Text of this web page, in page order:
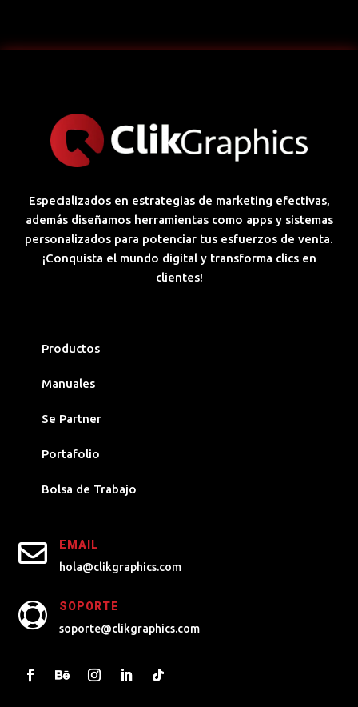
Especializados en estrategias de marketing efectivas,
además diseñamos herramientas como apps y sistemas
personalizados para potenciar tus esfuerzos de venta.
¡Conquista el mundo digital y transforma clics en
clientes!
Productos
Manuales
Se Partner
Portafolio
Bolsa de Trabajo

EMAIL
hola@clikgraphics.com

SOPORTE
soporte@clikgraphics.com